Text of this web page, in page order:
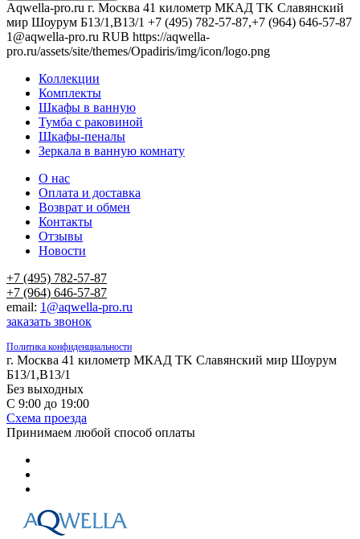
Aqwella-pro.ru г. Москва 41 километр МКАД TK Славянский
мир Шоурум Б13/1,В13/1 +7 (495) 782-57-87,+7 (964) 646-57-87
1@aqwella-pro.ru RUB https://aqwella-
pro.ru/assets/site/themes/Opadiris/img/icon/logo.png
Коллекции
Комплекты
Шкафы в ванную
Тумба с раковиной
Шкафы-пеналы
Зеркала в ванную комнату
О нас
Оплата и доставка
Возврат и обмен
Контакты
Отзывы
Новости
+7 (495) 782-57-87
+7 (964) 646-57-87
email: 1@aqwella-pro.ru
заказать звонок
Политика конфиденциальности
г. Москва 41 километр МКАД TK Славянский мир Шоурум
Б13/1,В13/1
Без выходных
С 9:00 до 19:00
Схема проезда
Принимаем любой способ оплаты